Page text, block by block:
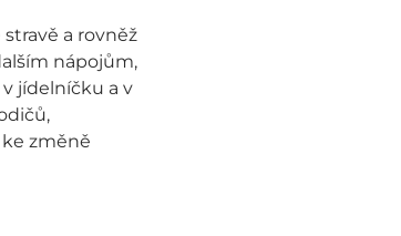
a rovněž
nápojům,
jídelníčku a v
změně